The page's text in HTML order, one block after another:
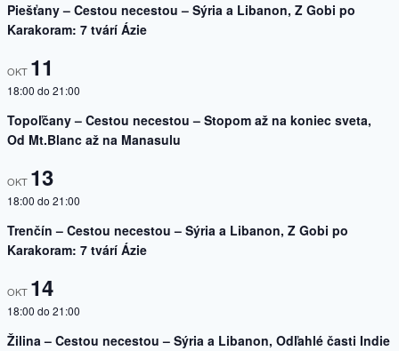
Piešťany – Cestou necestou – Sýria a Libanon, Z Gobi po
Karakoram: 7 tvárí Ázie
OKT 11
18:00 do 21:00
Topoľčany – Cestou necestou – Stopom až na koniec sveta,
Od Mt.Blanc až na Manasulu
OKT 13
18:00 do 21:00
Trenčín – Cestou necestou – Sýria a Libanon, Z Gobi po
Karakoram: 7 tvárí Ázie
OKT 14
18:00 do 21:00
Žilina – Cestou necestou – Sýria a Libanon, Odľahlé časti Indie